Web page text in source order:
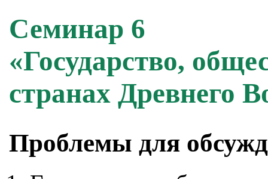
Семинар 6
«Государство,
странах Древнего
Проблемы для